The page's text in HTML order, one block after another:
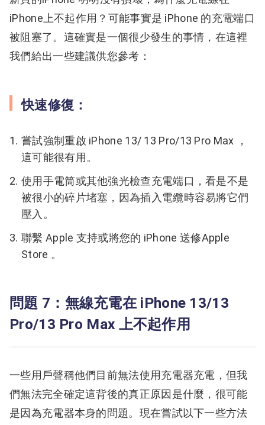
iPhone上不起作用？可能事實是 iPhone 的充電端口
被阻塞了。這確實是一個很少發生的事情，在這裡
我們給出一些建議供您參考：
快速修復：
嘗試強制重啟 iPhone 13/ 13 Pro/13 Pro Max ，
這可能很有用。
使用手電筒或其他強光檢查充電端口，看是不是
被很小的碎片堵塞，因為插入電纜時容易將它們
壓入。
聯繫 Apple 支持或將您的 iPhone 送修Apple
Store 。
問題 7：無線充電在 iPhone 13/13
Pro/13 Pro Max 上不起作用
一些用戶聲稱他們目前無法使用充電器充電，但我
們無法完全確定這背後的真正原因是什麼，很可能
是因為充電器本身的問題。現在嘗試以下一些方法